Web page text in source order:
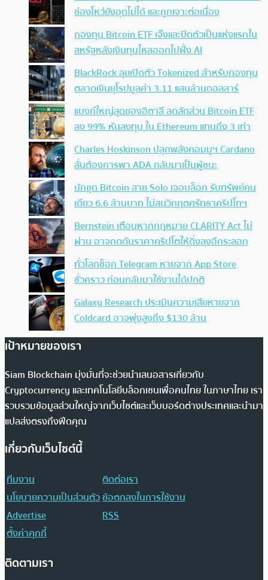
ช่องโหว่ยังอุดไม่ได้ และถูกเจาะต่อเนื่อง
กองทุน Bitcoin ETF เจ๊งและปิดตัวเป็นแห่งแรกใน
สหรัฐหลังเงินทุนไหลออกไปฝั่ง AI
BlackRock ลุยเปิดตัว Tokenized สำหรับกองทุน
ตลาดเงินยุโรปมูลค่า 3.11 แสนล้านดอลลาร์
แบงก์ใหญ่สุดของอิตาลี ลดสัดส่วน Bitcoin ETF
ลง 99% หันลงทุน ใน Ethereum แทนถึง 3 เท่า
Charles Hoskinson ปลุกพลังคอมมูฯ Cardano
ลั่นต้องการพา ADA กลับมาเป็นผู้ชนะ
นักขุด Bitcoin สาย Solo เจอบล็อก รับทรัพย์คน
เดียว 6.6 ล้านบาท ไม่สนวิกฤตศรัทธาคริปโทฯ
Bernstein เตือนหากกฎหมาย CLARITY Act ไม่
ผ่าน อาจกดดันราคาคริปโตให้ดิ่งลงอีกระลอก
ทั่วโลกช็อก Telegram หายจาก App Store
ชั่วคราว ก่อนกลับมาใช้งานได้ปกติ
Galaxy Research ประเมินความเสียหายจาก
Coldcard อาจพุ่งสูงถึง $130 ล้าน
เป้าหมายของเรา
Siam Blockchain มุ่งมั่นที่จะช่วยนำเสนอสารเกี่ยวกับ
Cryptocurrency และเทคโนโลยีบล็อกเชนเพื่อคนไทย ในภาษาไทย เรา
รวบรวมข้อมูลส่วนใหญ่จากเว็บไซต์และเว็บบอร์ดต่างประเทศและนำมา
แปลส่งตรงถึงฟีดคุณ
เกี่ยวกับเว็บไซต์นี้
ทีมงาน
ติดต่อเรา
นโยบายความเป็นส่วนตัวข้อตกลงในการใช้งาน
Advertise
RSS
ตั้งค่าคุกกี้
ติดตามเรา